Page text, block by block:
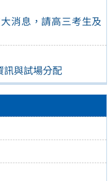
消息，請高三考生及
訊與試場分配